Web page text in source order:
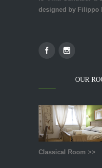
designed by Filippo
OUR
Classical Room >>